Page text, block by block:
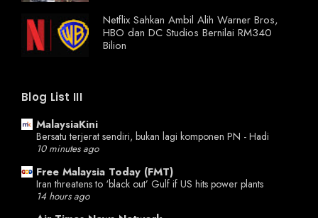
Netflix Sahkan Ambil Alih Warner Bros,
HBO dan DC Studios Bernilai RM340
Bilion
Blog List III
MalaysiaKini
Bersatu terjerat sendiri, bukan lagi komponen PN - Hadi
10 minutes ago
Free Malaysia Today (FMT)
Iran threatens to ‘black out’ Gulf if US hits power plants
14 hours ago